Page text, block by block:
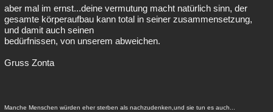
aber mal im ernst...deine vermutung macht natürlich sinn, der
gesamte körperaufbau kann total in seiner zusammensetzung,
und damit auch seinen
bedürfnissen, von unserem abweichen.
Gruss Zonta
Manche Menschen würden eher sterben als nachzudenken,und sie tun es auch...